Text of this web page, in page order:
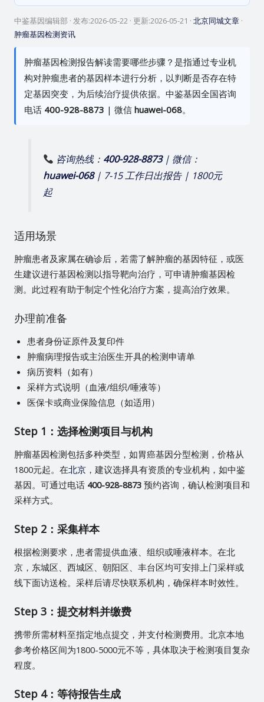
中鉴基因编辑部 · 发布:2026-05-22· 更新:2026-05-21 · 北京同城文章·
肿瘤基因检测资讯
肿瘤基因检测报告解读需要哪些步骤？是指通过专业机
构对肿瘤患者的基因样本进行分析，以判断是否存在特
定基因突变，为后续治疗提供依据。中鉴基因全国咨询
电话 400-928-8873 | 微信 huawei-068。
咨询热线： 400-928-8873| 微信：
huawei-068| 7-15 工作日出报告 | 1800元
起
适用场景
肿瘤患者及家属在确诊后，若需了解肿瘤的基因特征，或医
生建议进行基因检测以指导靶向治疗，可申请肿瘤基因检
测。此过程有助于制定个性化治疗方案，提高治疗效果。
办理前准备
患者身份证原件及复印件
肿瘤病理报告或主治医生开具的检测申请单
病历资料（如有）
采样方式说明（血液/组织/唾液等）
医保卡或商业保险信息（如适用）
Step 1：选择检测项目与机构
肿瘤基因检测包括多种类型，如胃癌基因分型检测，价格从
1800元起。在北京，建议选择具有资质的专业机构，如中鉴
基因。可通过电话 400-928-8873预约咨询，确认检测项目和
采样方式。
Step 2：采集样本
根据检测要求，患者需提供血液、组织或唾液样本。在北
京，东城区、西城区、朝阳区、丰台区均可安排上门采样或
线下面访送检。采样后请尽快联系机构，确保样本时效性。
Step 3：提交材料并缴费
携带所需材料至指定地点提交，并支付检测费用。北京本地
参考价格区间为1800-5000元不等，具体取决于检测项目复杂
程度。
Step 4：等待报告生成